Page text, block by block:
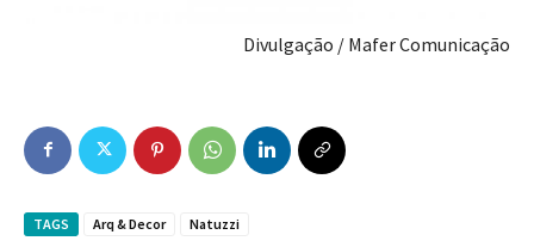
Divulgação / Mafer Comunicação
TAGS Arq & Decor Natuzzi